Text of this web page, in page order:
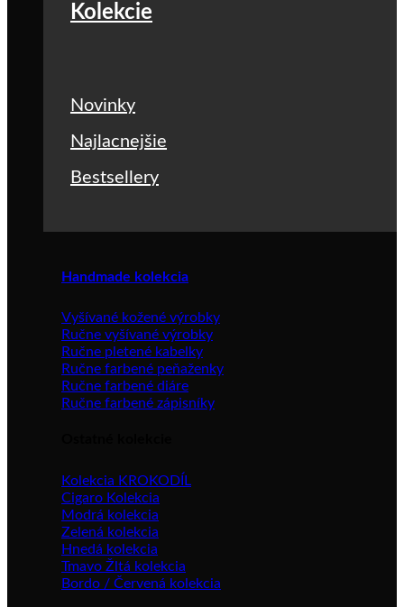
Kolekcie
Novinky
Najlacnejšie
Bestsellery
Handmade kolekcia
Vyšívané kožené výrobky
Ručne vyšívané výrobky
Ručne pletené kabelky
Ručne farbené peňaženky
Ručne farbené diáre
Ručne farbené zápisníky
Kolekcia KROKODÍL
Cigaro Kolekcia
Modrá kolekcia
Zelená kolekcia
Hnedá kolekcia
Tmavo Žltá kolekcia
Bordo / Červená kolekcia